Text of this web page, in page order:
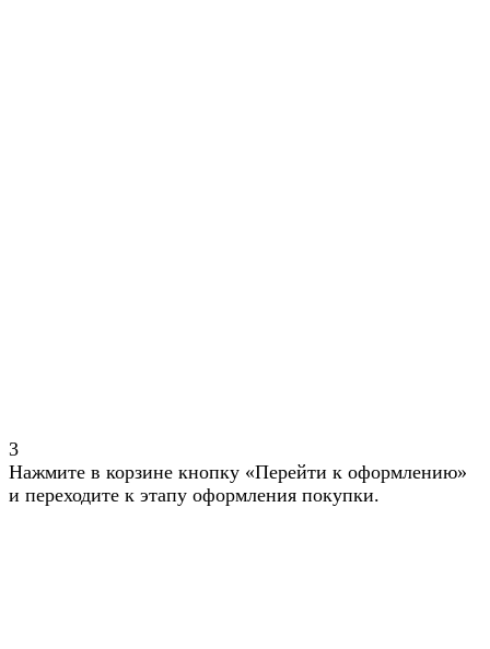
3
Нажмите в корзине кнопку «Перейти к оформлению»
и переходите к этапу оформления покупки.